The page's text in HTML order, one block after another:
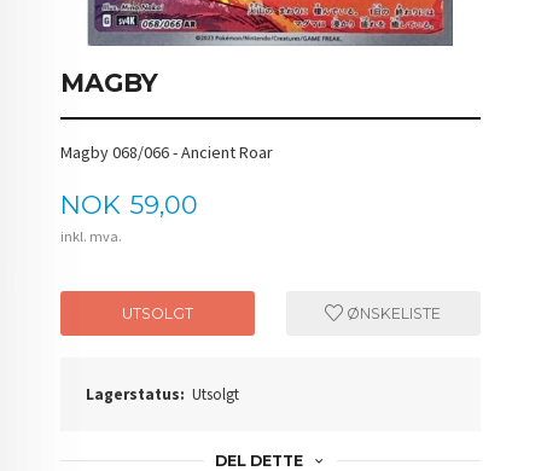
MAGBY
Magby 068/066 - Ancient Roar
Pris
NOK 59,00
inkl. mva.
UTSOLGT ØNSKELISTE
Lagerstatus: Utsolgt
DEL DETTE